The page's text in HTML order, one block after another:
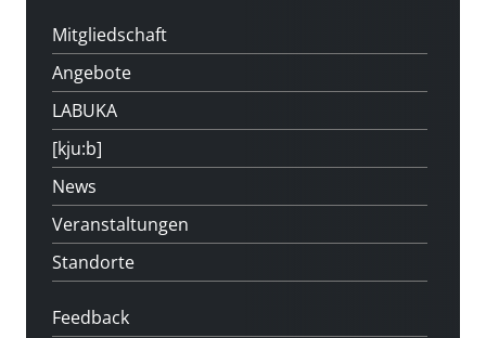
Mitgliedschaft
Angebote
LABUKA
[kju:b]
News
Veranstaltungen
Standorte
Feedback